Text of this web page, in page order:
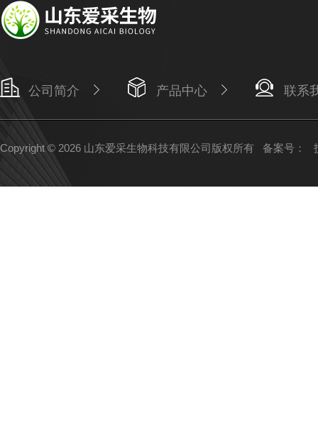
公司简介 产品中心 联系
Copyright © 2026 山东爱采生物科技有限公司版权所有 备案号：